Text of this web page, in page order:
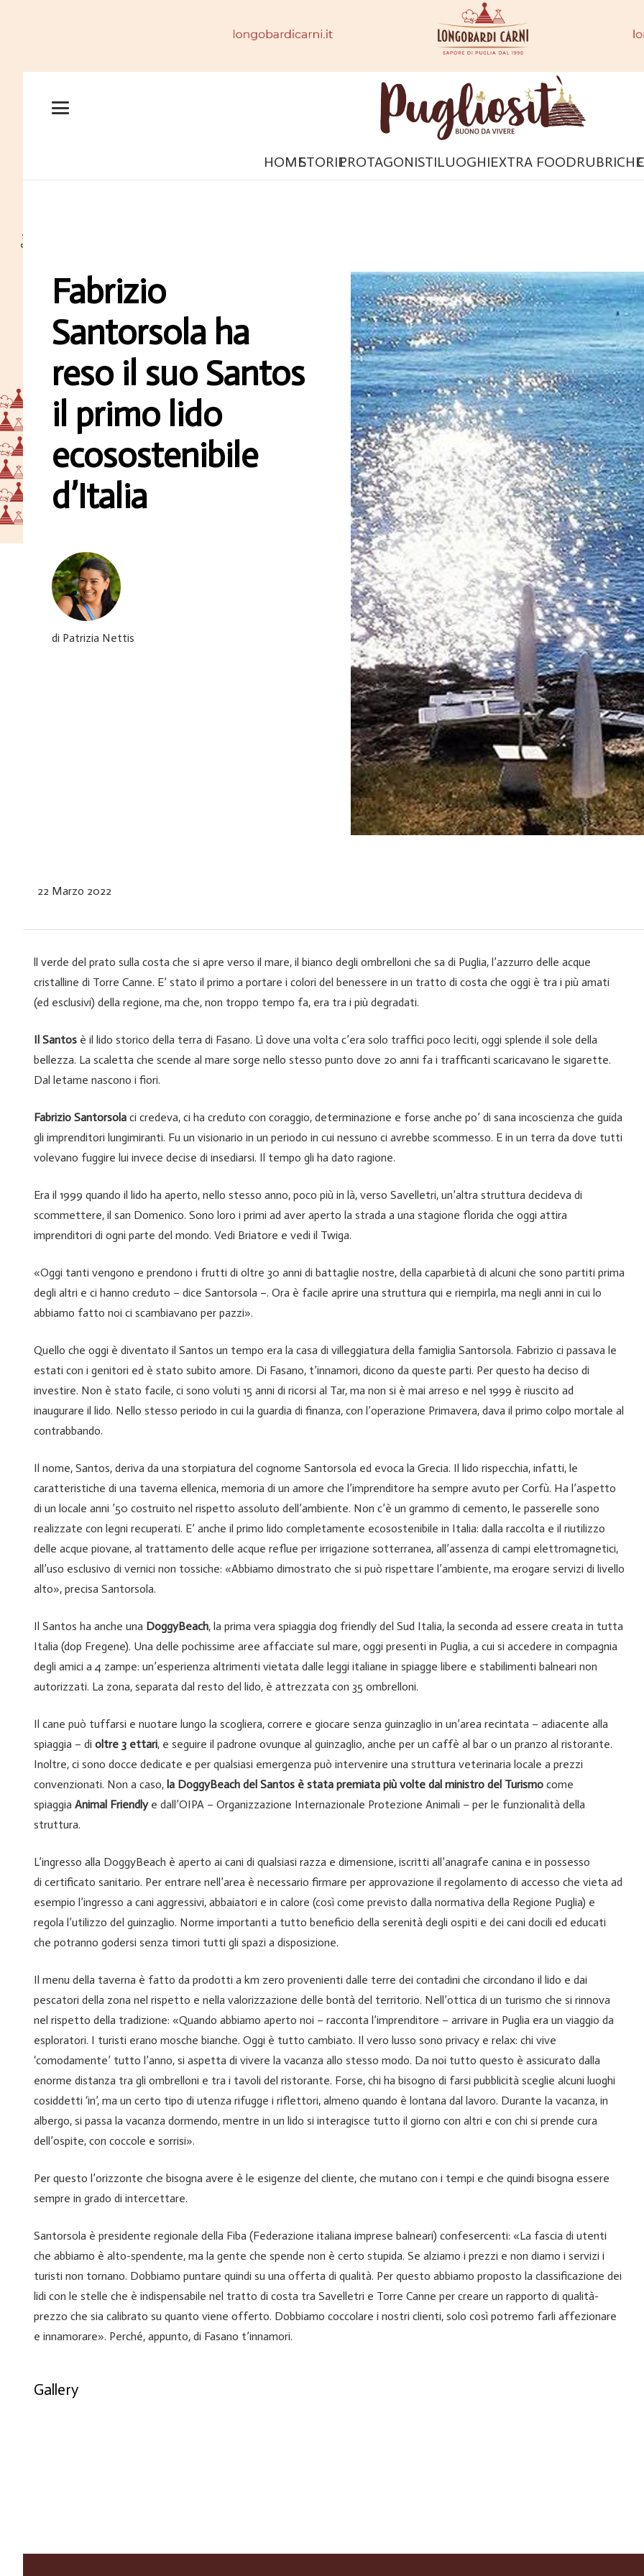
HOMESTORIEPROTAGONISTILUOGHIEXTRA FOODRUBRICHE
Fabrizio
Santorsola ha
reso il suo Santos
il primo lido
ecosostenibile
d’Italia
di Patrizia Nettis
22 Marzo 2022
ll verde del prato sulla costa che si apre verso il mare, il bianco degli ombrelloni che sa di Puglia, l’azzurro delle acque
cristalline di Torre Canne. E’ stato il primo a portare i colori del benessere in un tratto di costa che oggi è tra i più amati
(ed esclusivi) della regione, ma che, non troppo tempo fa, era tra i più degradati.
Il Santos è il lido storico della terra di Fasano. Lì dove una volta c’era solo traffici poco leciti, oggi splende il sole della
bellezza. La scaletta che scende al mare sorge nello stesso punto dove 20 anni fa i trafficanti scaricavano le sigarette.
Dal letame nascono i fiori.
Fabrizio Santorsola ci credeva, ci ha creduto con coraggio, determinazione e forse anche po’ di sana incoscienza che guida
gli imprenditori lungimiranti. Fu un visionario in un periodo in cui nessuno ci avrebbe scommesso. E in un terra da dove tutti
volevano fuggire lui invece decise di insediarsi. Il tempo gli ha dato ragione.
Era il 1999 quando il lido ha aperto, nello stesso anno, poco più in là, verso Savelletri, un’altra struttura decideva di
scommettere, il san Domenico. Sono loro i primi ad aver aperto la strada a una stagione florida che oggi attira
imprenditori di ogni parte del mondo. Vedi Briatore e vedi il Twiga.
«Oggi tanti vengono e prendono i frutti di oltre 30 anni di battaglie nostre, della caparbietà di alcuni che sono partiti prima
degli altri e ci hanno creduto – dice Santorsola –. Ora è facile aprire una struttura qui e riempirla, ma negli anni in cui lo
abbiamo fatto noi ci scambiavano per pazzi».
Quello che oggi è diventato il Santos un tempo era la casa di villeggiatura della famiglia Santorsola. Fabrizio ci passava le
estati con i genitori ed è stato subito amore. Di Fasano, t’innamori, dicono da queste parti. Per questo ha deciso di
investire. Non è stato facile, ci sono voluti 15 anni di ricorsi al Tar, ma non si è mai arreso e nel 1999 è riuscito ad
inaugurare il lido. Nello stesso periodo in cui la guardia di finanza, con l’operazione Primavera, dava il primo colpo mortale al
contrabbando.
Il nome, Santos, deriva da una storpiatura del cognome Santorsola ed evoca la Grecia. Il lido rispecchia, infatti, le
caratteristiche di una taverna ellenica, memoria di un amore che l’imprenditore ha sempre avuto per Corfù. Ha l’aspetto
di un locale anni ’50 costruito nel rispetto assoluto dell’ambiente. Non c’è un grammo di cemento, le passerelle sono
realizzate con legni recuperati. E’ anche il primo lido completamente ecosostenibile in Italia: dalla raccolta e il riutilizzo
delle acque piovane, al trattamento delle acque reflue per irrigazione sotterranea, all’assenza di campi elettromagnetici,
all’uso esclusivo di vernici non tossiche: «Abbiamo dimostrato che si può rispettare l’ambiente, ma erogare servizi di livello
alto», precisa Santorsola.
Il Santos ha anche una DoggyBeach, la prima vera spiaggia dog friendly del Sud Italia, la seconda ad essere creata in tutta
Italia (dop Fregene). Una delle pochissime aree affacciate sul mare, oggi presenti in Puglia, a cui si accedere in compagnia
degli amici a 4 zampe: un’esperienza altrimenti vietata dalle leggi italiane in spiagge libere e stabilimenti balneari non
autorizzati. La zona, separata dal resto del lido, è attrezzata con 35 ombrelloni.
Il cane può tuffarsi e nuotare lungo la scogliera, correre e giocare senza guinzaglio in un’area recintata – adiacente alla
spiaggia – di oltre 3 ettari, e seguire il padrone ovunque al guinzaglio, anche per un caffè al bar o un pranzo al ristorante.
Inoltre, ci sono docce dedicate e per qualsiasi emergenza può intervenire una struttura veterinaria locale a prezzi
convenzionati. Non a caso, la DoggyBeach del Santos è stata premiata più volte dal ministro del Turismo come
spiaggia Animal Friendly e dall’OIPA – Organizzazione Internazionale Protezione Animali – per le funzionalità della
struttura.
L’ingresso alla DoggyBeach è aperto ai cani di qualsiasi razza e dimensione, iscritti all’anagrafe canina e in possesso
di certificato sanitario. Per entrare nell’area è necessario firmare per approvazione il regolamento di accesso che vieta ad
esempio l’ingresso a cani aggressivi, abbaiatori e in calore (così come previsto dalla normativa della Regione Puglia) e
regola l’utilizzo del guinzaglio. Norme importanti a tutto beneficio della serenità degli ospiti e dei cani docili ed educati
che potranno godersi senza timori tutti gli spazi a disposizione.
Il menu della taverna è fatto da prodotti a km zero provenienti dalle terre dei contadini che circondano il lido e dai
pescatori della zona nel rispetto e nella valorizzazione delle bontà del territorio. Nell’ottica di un turismo che si rinnova
nel rispetto della tradizione: «Quando abbiamo aperto noi – racconta l’imprenditore – arrivare in Puglia era un viaggio da
esploratori. I turisti erano mosche bianche. Oggi è tutto cambiato. Il vero lusso sono privacy e relax: chi vive
‘comodamente’ tutto l’anno, si aspetta di vivere la vacanza allo stesso modo. Da noi tutto questo è assicurato dalla
enorme distanza tra gli ombrelloni e tra i tavoli del ristorante. Forse, chi ha bisogno di farsi pubblicità sceglie alcuni luoghi
cosiddetti ‘in’, ma un certo tipo di utenza rifugge i riflettori, almeno quando è lontana dal lavoro. Durante la vacanza, in
albergo, si passa la vacanza dormendo, mentre in un lido si interagisce tutto il giorno con altri e con chi si prende cura
dell’ospite, con coccole e sorrisi».
Per questo l’orizzonte che bisogna avere è le esigenze del cliente, che mutano con i tempi e che quindi bisogna essere
sempre in grado di intercettare.
Santorsola è presidente regionale della Fiba (Federazione italiana imprese balneari) confesercenti: «La fascia di utenti
che abbiamo è alto-spendente, ma la gente che spende non è certo stupida. Se alziamo i prezzi e non diamo i servizi i
turisti non tornano. Dobbiamo puntare quindi su una offerta di qualità. Per questo abbiamo proposto la classificazione dei
lidi con le stelle che è indispensabile nel tratto di costa tra Savelletri e Torre Canne per creare un rapporto di qualità-
prezzo che sia calibrato su quanto viene offerto. Dobbiamo coccolare i nostri clienti, solo così potremo farli affezionare
e innamorare». Perché, appunto, di Fasano t’innamori.
Gallery